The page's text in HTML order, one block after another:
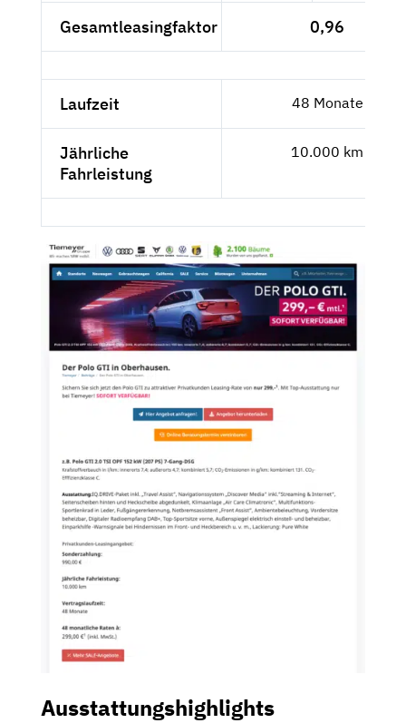
Gesamtleasingfaktor 0,96
Laufzeit 48 Monate
Jährliche
Fahrleistung
10.000 km
Ausstattungshighlights